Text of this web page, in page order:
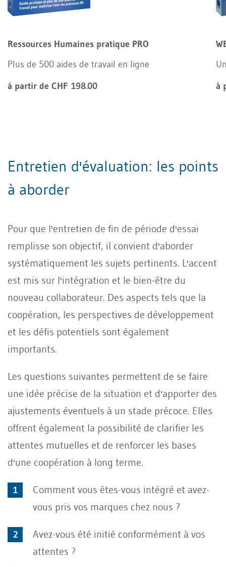
Ressources Humaines pratique PRO
Plus de 500 aides de travail en ligne
à partir de CHF 198.00
à
Entretien d'évaluation: les points
à aborder
Pour que l'entretien de fin de période d'essai
remplisse son objectif, il convient d'aborder
systématiquement les sujets pertinents. L'accent
est mis sur l'intégration et le bien-être du
nouveau collaborateur. Des aspects tels que la
coopération, les perspectives de développement
et les défis potentiels sont également
importants.
Les questions suivantes permettent de se faire
une idée précise de la situation et d'apporter des
ajustements éventuels à un stade précoce. Elles
offrent également la possibilité de clarifier les
attentes mutuelles et de renforcer les bases
d'une coopération à long terme.
Comment vous êtes-vous intégré et avez-
vous pris vos marques chez nous ?
Avez-vous été initié conformément à vos
attentes ?